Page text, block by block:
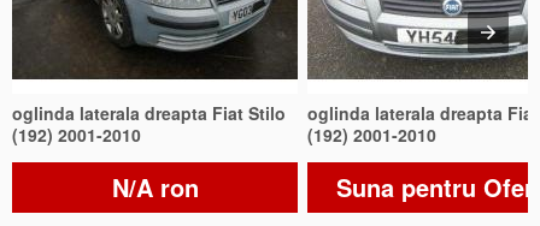
oglinda laterala dreapta Fiat Stilo
(192) 2001-2010
N/A ron
oglinda laterala dreapta
(192) 2001-2010
Suna pentru